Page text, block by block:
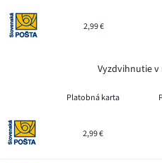
2,99 €
Vyzdvihnutie v
Platobná karta
2,99 €